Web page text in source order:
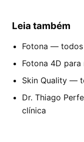
Leia também
Fotona —
Fotona 4D
Skin Quality —
Dr. Thiago
clínica